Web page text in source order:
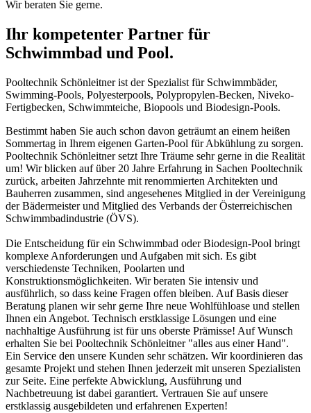
Wir beraten Sie gerne.
Ihr kompetenter Partner für
Schwimmbad und Pool.
Pooltechnik Schönleitner ist der Spezialist für Schwimmbäder,
Swimming-Pools, Polyesterpools, Polypropylen-Becken, Niveko-
Fertigbecken, Schwimmteiche, Biopools und Biodesign-Pools.
Bestimmt haben Sie auch schon davon geträumt an einem heißen
Sommertag in Ihrem eigenen Garten-Pool für Abkühlung zu sorgen.
Pooltechnik Schönleitner setzt Ihre Träume sehr gerne in die Realität
um! Wir blicken auf über 20 Jahre Erfahrung in Sachen Pooltechnik
zurück, arbeiten Jahrzehnte mit renommierten Architekten und
Bauherren zusammen, sind angesehenes Mitglied in der Vereinigung
der Bädermeister und Mitglied des Verbands der Österreichischen
Schwimmbadindustrie (ÖVS).
Die Entscheidung für ein Schwimmbad oder Biodesign-Pool bringt
komplexe Anforderungen und Aufgaben mit sich. Es gibt
verschiedenste Techniken, Poolarten und
Konstruktionsmöglichkeiten. Wir beraten Sie intensiv und
ausführlich, so dass keine Fragen offen bleiben. Auf Basis dieser
Beratung planen wir sehr gerne Ihre neue Wohlfühloase und stellen
Ihnen ein Angebot. Technisch erstklassige Lösungen und eine
nachhaltige Ausführung ist für uns oberste Prämisse! Auf Wunsch
erhalten Sie bei Pooltechnik Schönleitner "alles aus einer Hand".
Ein Service den unsere Kunden sehr schätzen. Wir koordinieren das
gesamte Projekt und stehen Ihnen jederzeit mit unseren Spezialisten
zur Seite. Eine perfekte Abwicklung, Ausführung und
Nachbetreuung ist dabei garantiert. Vertrauen Sie auf unsere
erstklassig ausgebildeten und erfahrenen Experten!